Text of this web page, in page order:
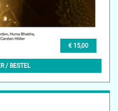
€ 15,00
/ BESTEL